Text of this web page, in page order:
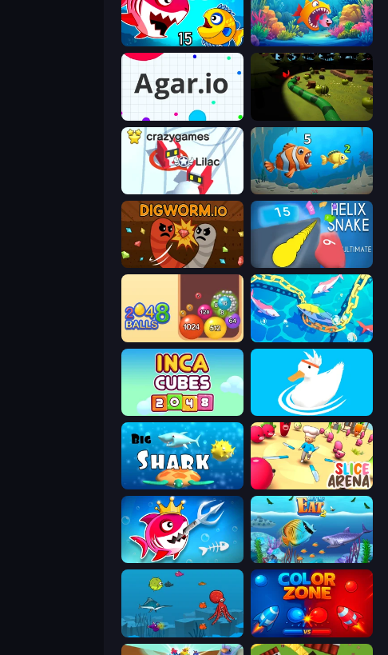
Fish Eat Getting Big Fish Frenzy
Agar.io Axy Snake 3D
Snowball.io Hungry Ocean: Eat, Feed and Grow Fish
Digworm.io Helix Snake
Crazy 2048 Balls Deep Sea Duel
Inca Cubes 2048 Ducklings
Big Shark Slice Arena
Fish Stab Getting Big Let Me Eat 2: Feeding Madness
Fish Eat Fishes Color Zone